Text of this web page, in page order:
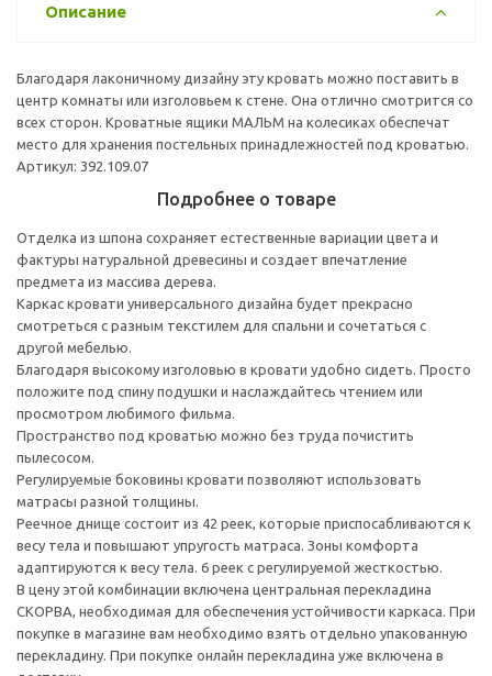
Описание
Благодаря лаконичному дизайну эту кровать можно поставить в
центр комнаты или изголовьем к стене. Она отлично смотрится со
всех сторон. Кроватные ящики МАЛЬМ на колесиках обеспечат
место для хранения постельных принадлежностей под кроватью.
Артикул: 392.109.07
Подробнее о товаре
Отделка из шпона сохраняет естественные вариации цвета и
фактуры натуральной древесины и создает впечатление
предмета из массива дерева.
Каркас кровати универсального дизайна будет прекрасно
смотреться с разным текстилем для спальни и сочетаться с
другой мебелью.
Благодаря высокому изголовью в кровати удобно сидеть. Просто
положите под спину подушки и наслаждайтесь чтением или
просмотром любимого фильма.
Пространство под кроватью можно без труда почистить
пылесосом.
Регулируемые боковины кровати позволяют использовать
матрасы разной толщины.
Реечное днище состоит из 42 реек, которые приспосабливаются к
весу тела и повышают упругость матраса. Зоны комфорта
адаптируются к весу тела. 6 реек с регулируемой жесткостью.
В цену этой комбинации включена центральная перекладина
СКОРВА, необходимая для обеспечения устойчивости каркаса. При
покупке в магазине вам необходимо взять отдельно упакованную
перекладину. При покупке онлайн перекладина уже включена в